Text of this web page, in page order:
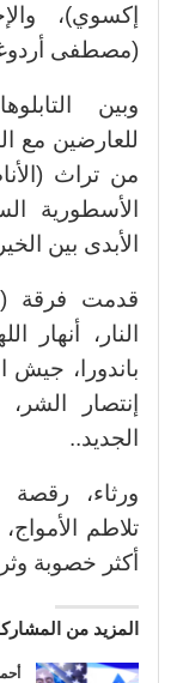
إكسوي)،
(مصطفى
وبين
للعارضين مع
من تراث
الأسطورية
الأبدى بين
قدمت فرقة
النار، أنهار
باندورا، جيش
إنتصار
الجديد..
ورثاء، رقصة
تلاطم
أكثر خصوبة
المزيد من